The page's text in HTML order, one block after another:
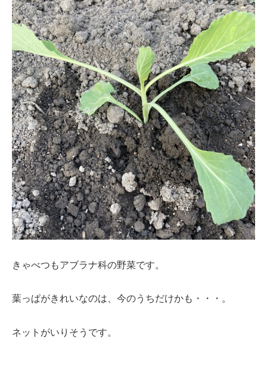
きゃべつもアブラナ科の野菜です。
葉っぱがきれいなのは、今のうちだけかも・・・。
ネットがいりそうです。